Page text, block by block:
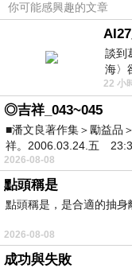
09／
以下就
文字趴之
開獎出的六個
你可能感興趣的文章
談到
海〉
心演
22 小
◎吉祥_043~045
■潘文良著作集＞勵益品
祥。2006.03.24.五
2026-08-08
點頭稱是
點頭稱是，是合適的抽身
2026-08-08
成功與失敗